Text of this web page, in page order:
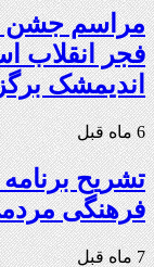
مراسم جشن
فجر انقلاب
اندیمشک
6 ماه قبل
تشریح
فرهنگی
7 ماه قبل